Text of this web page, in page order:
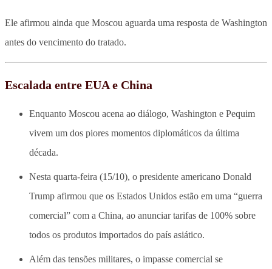
Ele afirmou ainda que Moscou aguarda uma resposta de Washington
antes do vencimento do tratado.
Escalada entre EUA e China
Enquanto Moscou acena ao diálogo, Washington e Pequim
vivem um dos piores momentos diplomáticos da última
década.
Nesta quarta-feira (15/10), o presidente americano Donald
Trump afirmou que os Estados Unidos estão em uma “guerra
comercial” com a China, ao anunciar tarifas de 100% sobre
todos os produtos importados do país asiático.
Além das tensões militares, o impasse comercial se